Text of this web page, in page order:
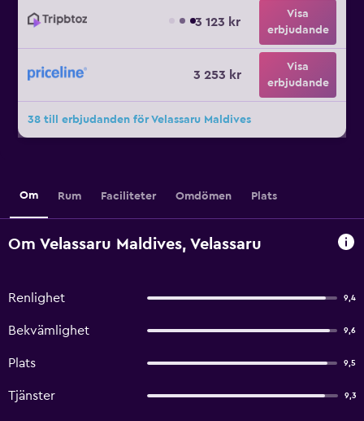
3 123 kr
Visa
erbjudande
3 253 kr
Visa
erbjudande
38 till erbjudanden för Velassaru Maldives
Om Rum Faciliteter Omdömen Plats
Om Velassaru Maldives, Velassaru
Renlighet 9,4
Bekvämlighet 9,6
Plats 9,5
Tjänster 9,3